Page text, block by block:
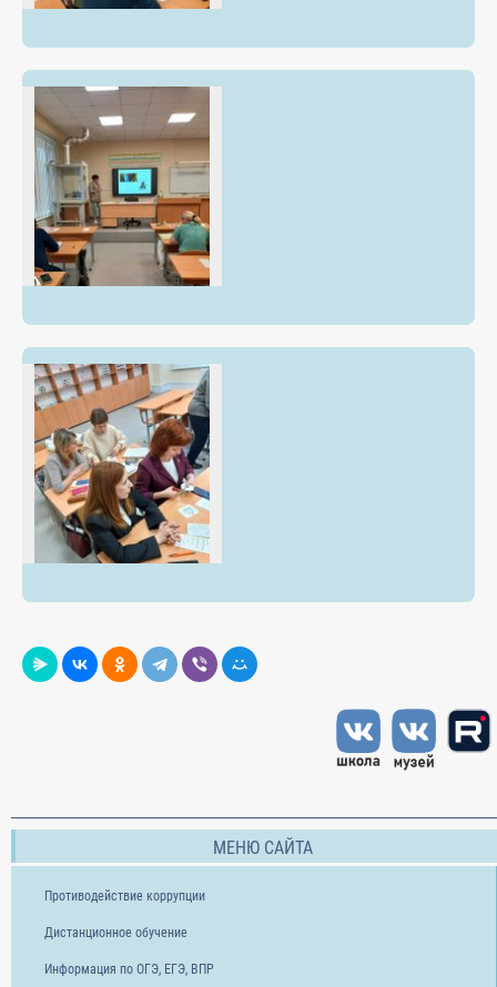
МЕНЮ САЙТА
Противодействие коррупции
Дистанционное обучение
Информация по ОГЭ, ЕГЭ, ВПР